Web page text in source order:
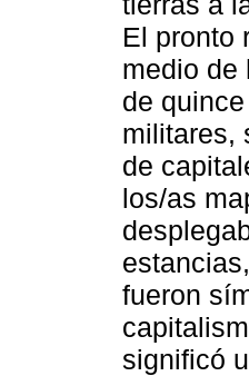
El pronto
medio de
de
militares,
de
los/as
fueron
significó